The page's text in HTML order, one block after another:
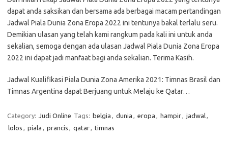
dapat anda saksikan dan bersama ada berbagai macam pertandingan
Jadwal Piala Dunia Zona Eropa 2022 ini tentunya bakal terlalu seru.
Demikian ulasan yang telah kami rangkum pada kali ini untuk anda
sekalian, semoga dengan ada ulasan Jadwal Piala Dunia Zona Eropa
2022 ini dapat jadi manfaat bagi anda sekalian. Terima Kasih.
Jadwal Kualifikasi Piala Dunia Zona Amerika 2021: Timnas Brasil dan
Timnas Argentina dapat Berjuang untuk Melaju ke Qatar…
Category: Judi Online Tags: belgia , dunia , eropa , hampir, jadwal,
lolos , piala , prancis , qatar, timnas